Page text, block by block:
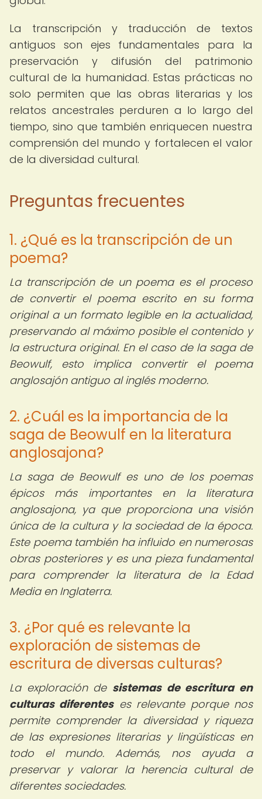
La transcripción y traducción de textos
antiguos son ejes fundamentales para la
preservación y difusión del patrimonio
cultural de la humanidad. Estas prácticas no
solo permiten que las obras literarias y los
relatos ancestrales perduren a lo largo del
tiempo, sino que también enriquecen nuestra
comprensión del mundo y fortalecen el valor
de la diversidad cultural.
Preguntas frecuentes
1. ¿Qué es la transcripción de un
poema?
La transcripción de un poema es el proceso
de convertir el poema escrito en su forma
original a un formato legible en la actualidad,
preservando al máximo posible el contenido y
la estructura original. En el caso de la saga de
Beowulf, esto implica convertir el poema
anglosajón antiguo al inglés moderno.
2. ¿Cuál es la importancia de la
saga de Beowulf en la literatura
anglosajona?
La saga de Beowulf es uno de los poemas
épicos más importantes en la literatura
anglosajona, ya que proporciona una visión
única de la cultura y la sociedad de la época.
Este poema también ha influido en numerosas
obras posteriores y es una pieza fundamental
para comprender la literatura de la Edad
Media en Inglaterra.
3. ¿Por qué es relevante la
exploración de sistemas de
escritura de diversas culturas?
La exploración de sistemas de escritura en
culturas diferenteses relevante porque nos
permite comprender la diversidad y riqueza
de las expresiones literarias y lingüísticas en
todo el mundo. Además, nos ayuda a
preservar y valorar la herencia cultural de
diferentes sociedades.